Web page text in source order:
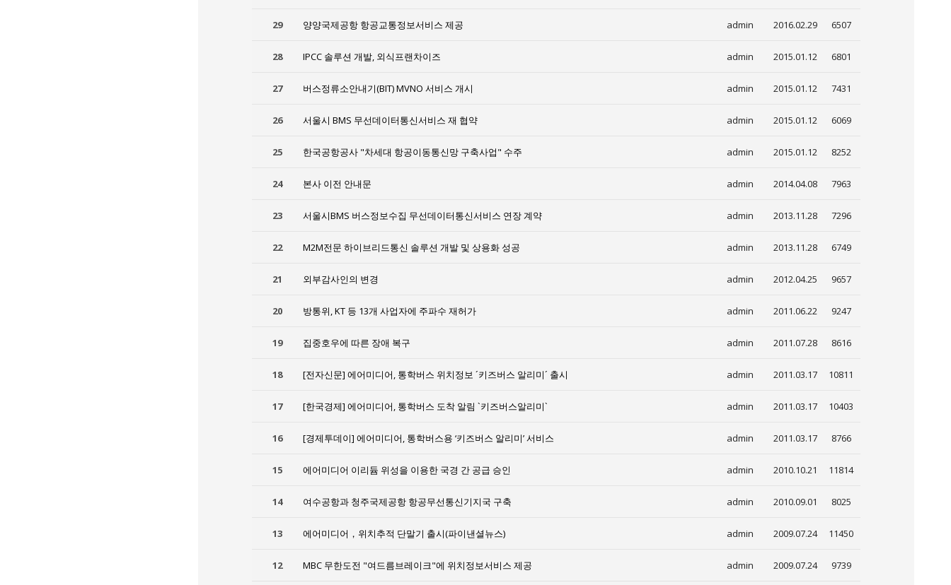
29 양양국제공항 항공교통정보서비스 제공 admin 2016.02.29 6507
28 IPCC 솔루션 개발, 외식프랜차이즈 admin 2015.01.12 6801
27 버스정류소안내기(BIT) MVNO 서비스 개시 admin 2015.01.12 7431
26 서울시 BMS 무선데이터통신서비스 재 협약 admin 2015.01.12 6069
25 한국공항공사 "차세대 항공이동통신망 구축사업" 수주 admin 2015.01.12 8252
24 본사 이전 안내문 admin 2014.04.08 7963
23 서울시BMS 버스정보수집 무선데이터통신서비스 연장 계약 admin 2013.11.28 7296
22 M2M전문 하이브리드통신 솔루션 개발 및 상용화 성공 admin 2013.11.28 6749
21 외부감사인의 변경 admin 2012.04.25 9657
20 방통위, KT 등 13개 사업자에 주파수 재허가 admin 2011.06.22 9247
19 집중호우에 따른 장애 복구 admin 2011.07.28 8616
18 [전자신문] 에어미디어, 통학버스 위치정보 ´키즈버스 알리미´ 출시 admin 2011.03.17 10811
17 [한국경제] 에어미디어, 통학버스 도착 알림 `키즈버스알리미` admin 2011.03.17 10403
16 [경제투데이] 에어미디어, 통학버스용 ‘키즈버스 알리미’ 서비스 admin 2011.03.17 8766
15 에어미디어 이리듐 위성을 이용한 국경 간 공급 승인 admin 2010.10.21 11814
14 여수공항과 청주국제공항 항공무선통신기지국 구축 admin 2010.09.01 8025
13 에어미디어，위치추적 단말기 출시(파이낸셜뉴스) admin 2009.07.24 11450
12 MBC 무한도전 "여드름브레이크"에 위치정보서비스 제공 admin 2009.07.24 9739